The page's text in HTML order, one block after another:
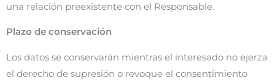
una relación preexistente con el Responsable.
Plazo de conservación
Los datos se conservarán mientras el interesado no ejerza
el derecho de supresión o revoque el consentimiento